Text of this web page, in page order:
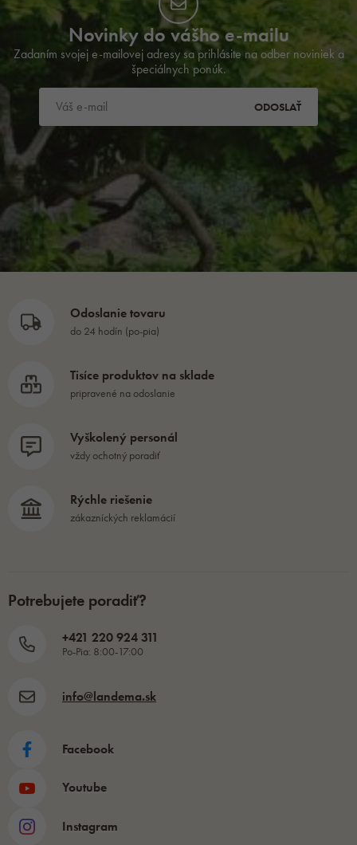
Novinky do vášho e-mailu
Zadaním svojej e-mailovej adresy sa prihlásite na odber noviniek a
špeciálnych ponúk.
ODOSLAŤ
Odoslanie tovaru
do 24 hodín (po-pia)
Tisíce produktov na sklade
pripravené na odoslanie
Vyškolený personál
vždy ochotný poradiť
Rýchle riešenie
zákazníckých reklamácií
Potrebujete poradiť?
+421 220 924 311
Po-Pia: 8:00-17:00
info@landema.sk
Facebook
Youtube
Instagram